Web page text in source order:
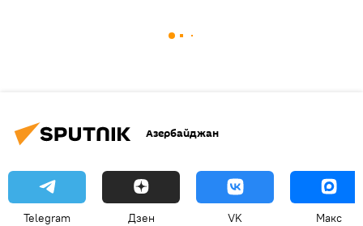
Азербайджан
Telegram Дзен VK Макс